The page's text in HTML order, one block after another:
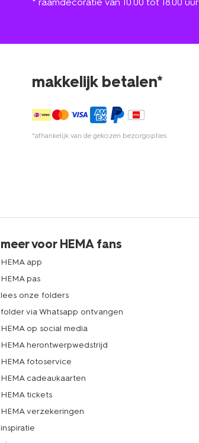
makkelijk betalen*
*afhankelijk van de gekozen bezorgopties
meer voor HEMA fans
HEMA app
HEMA pas
lees onze folders
folder via Whatsapp ontvangen
HEMA op social media
HEMA herontwerpwedstrijd
HEMA fotoservice
HEMA cadeaukaarten
HEMA tickets
HEMA verzekeringen
inspiratie